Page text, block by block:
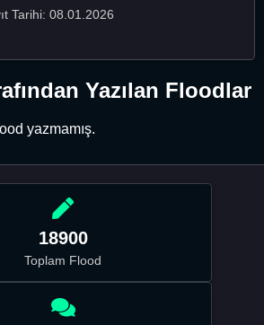
Tarihi: 08.01.2026
Yazılan Floodlar
yazmamış.
18900
Toplam Flood